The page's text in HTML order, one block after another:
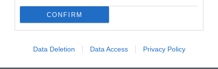
CONFIRM
Data Deletion Data Access Privacy Policy
Vérifiez la météo dans votre voyage